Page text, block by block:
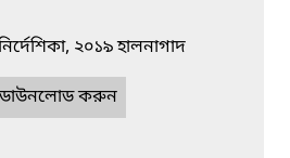
২০১৯ হালনাগাদ
করুন